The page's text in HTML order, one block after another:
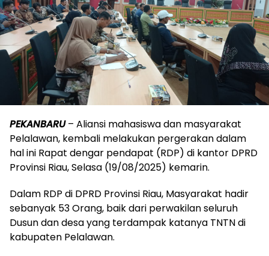
PEKANBARU– Aliansi mahasiswa dan masyarakat
Pelalawan, kembali melakukan pergerakan dalam
hal ini Rapat dengar pendapat (RDP) di kantor DPRD
Provinsi Riau, Selasa (19/08/2025) kemarin.
Dalam RDP di DPRD Provinsi Riau, Masyarakat hadir
sebanyak 53 Orang, baik dari perwakilan seluruh
Dusun dan desa yang terdampak katanya TNTN di
kabupaten Pelalawan.